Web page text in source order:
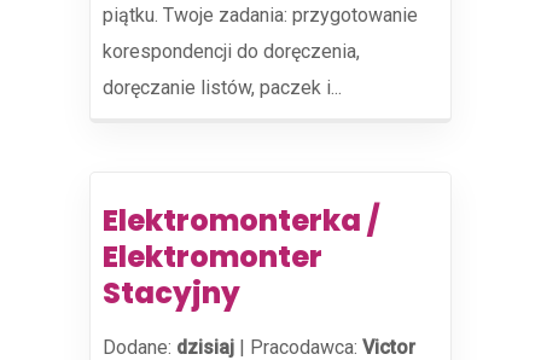
piątku. Twoje zadania: przygotowanie
korespondencji do doręczenia,
doręczanie listów, paczek i...
Elektromonterka /
Elektromonter
Stacyjny
Dodane: dzisiaj | Pracodawca: Victor